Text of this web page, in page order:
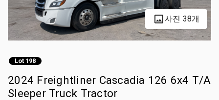
사진 38개
Lot 198
2024 Freightliner Cascadia 126 6x4 T/A
Sleeper Truck Tractor